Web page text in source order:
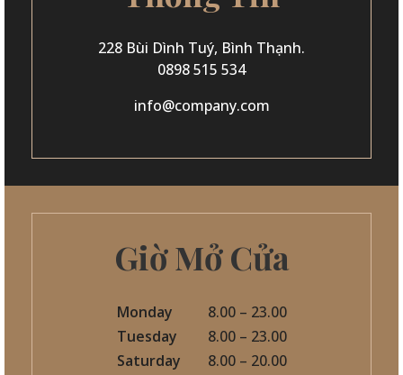
228 Bùi Dình Tuý, Bình Thạnh.
0898 515 534
info@company.com
Giờ Mở Cửa
Monday
Tuesday
Saturday
8.00 – 23.00
8.00 – 23.00
8.00 – 20.00